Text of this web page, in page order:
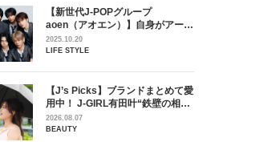
【新世代J-POPグループ
aoen（アオエン）】自身がアーテ
ィストを目指すきかっけとなった
先輩とは―― 新曲「青春インクレ
2025.10.20
LIFE STYLE
【J’s Picks】ブランドまとめて愛
用中！ J-GIRL有田叶“鉄壁の相
棒”〈ビューティ＆ファッション
夏の必需品〉
2026.08.07
BEAUTY